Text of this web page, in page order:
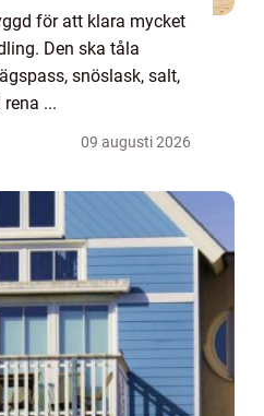
för att klara mycket
Den ska tåla
snöslask, salt,
...
09 augusti 2026